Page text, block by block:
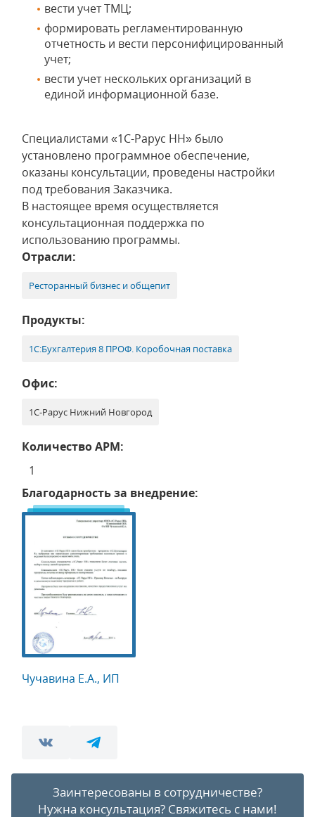
вести учет ТМЦ;
формировать регламентированную
отчетность и вести персонифицированный
учет;
вести учет нескольких организаций в
единой информационной базе.
Специалистами «1С-Рарус НН» было
установлено программное обеспечение,
оказаны консультации, проведены настройки
под требования Заказчика.
В настоящее время осуществляется
консультационная поддержка по
использованию программы.
Отрасли:
Ресторанный бизнес и общепит
Продукты:
1С:Бухгалтерия 8 ПРОФ. Коробочная поставка
Офис:
1С-Рарус Нижний Новгород
Количество АРМ:
1
Благодарность за внедрение:
Чучавина Е.А., ИП
Заинтересованы в сотрудничестве?
Нужна консультация? Свяжитесь с нами!